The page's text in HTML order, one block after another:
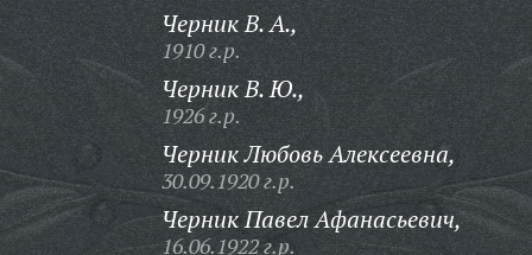
Черник В. А.,
1910 г.р.
Черник В. Ю.,
1926 г.р.
Черник Любовь Алексеевна,
30.09.1920 г.р.
Черник Павел Афанасьевич,
16.06.1922 г.р.